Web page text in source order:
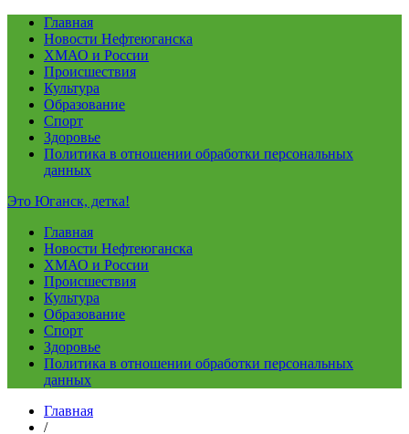
Главная
Новости Нефтеюганска
ХМАО и России
Происшествия
Культура
Образование
Спорт
Здоровье
Политика в отношении обработки персональных
данных
Это Юганск, детка!
Главная
Новости Нефтеюганска
ХМАО и России
Происшествия
Культура
Образование
Спорт
Здоровье
Политика в отношении обработки персональных
данных
Главная
/